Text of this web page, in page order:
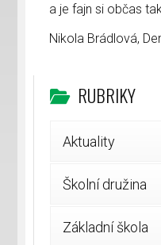
a je fajn si občas
Nikola Brádlová,
RUBRIKY
Aktuality
Školní družina
Základní škola